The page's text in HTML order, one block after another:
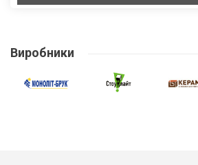
Виробники